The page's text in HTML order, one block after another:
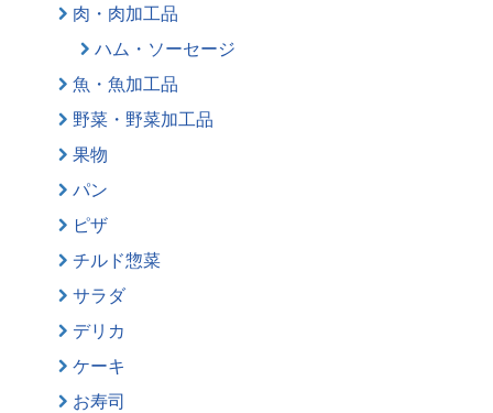
肉・肉加工品
ハム・ソーセージ
魚・魚加工品
野菜・野菜加工品
果物
パン
ピザ
チルド惣菜
サラダ
デリカ
ケーキ
お寿司